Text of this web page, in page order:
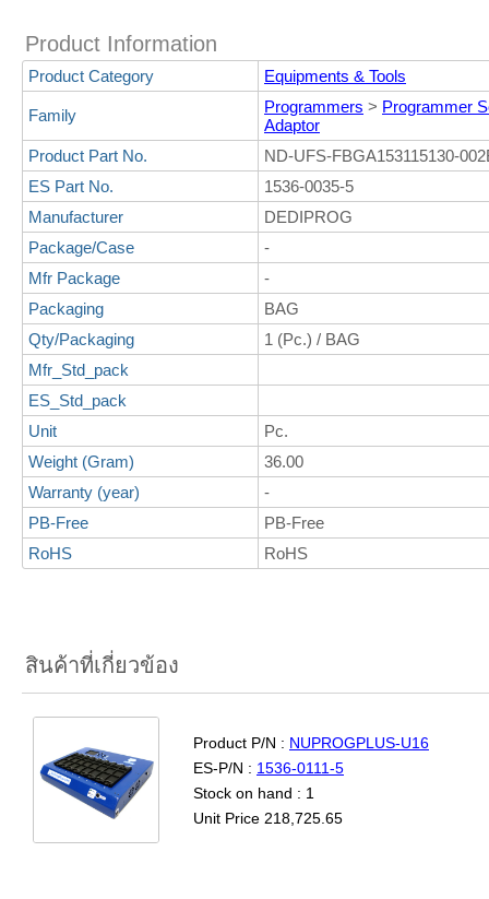
Product Information
Product Category Equipments & Tools
Family Programmers > Programmer
Adaptor
Product Part No.
ND-UFS-FBGA153115130-
ES Part No.
1536-0035-5
Manufacturer
DEDIPROG
Package/Case
-
Mfr Package
-
Packaging
BAG
Qty/Packaging
1 (Pc.) / BAG
Mfr_Std_pack
ES_Std_pack
Unit
Pc.
Weight (Gram)
36.00
Warranty (year)
-
PB-Free
PB-Free
RoHS
RoHS
สินค้าที่เกี่ยวข้อง
Product P/N : NUPROGPLUS-U16
ES-P/N : 1536-0111-5
Stock on hand : 1
Unit Price 218,725.65